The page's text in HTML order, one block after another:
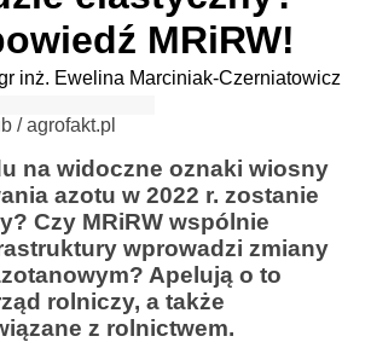
MRiRW!
inż. Ewelina Marciniak-Czerniatowicz
/ agrofakt.pl
na widoczne oznaki wiosny
azotu w 2022 r. zostanie
Czy MRiRW wspólnie
wprowadzi zmiany
Apelują o to
rolniczy, a także
z rolnictwem.